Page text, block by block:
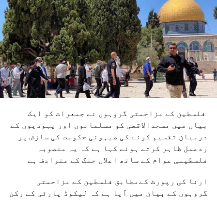
فلسطین کے مزاحمتی گروہوں نے جمعرات کو ایک
بیان میں مسجدالاقصی کو مسلمانوں اور یہودیوں کے
درمیان تقسیم کرنے کی صیہونی حکومت کی سازش پر
ردعمل ظاہر کرتے ہوئے کہا ہے کہ یہ منصوبہ
فلسطینی عوام کے ساتھ اعلان جنگ کے مترادف ہے
ارنا کی رپورٹ کےمطابق فلسطین کے مزاحمتی
گروہوں کے بیان میں آیا ہے کہ لیکوڈ پارٹی کے رکن